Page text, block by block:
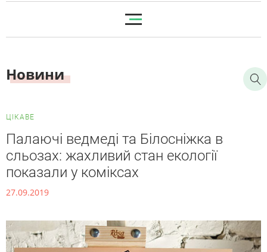
Новини
ЦІКАВЕ
Палаючі ведмеді та Білосніжка в
сльозах: жахливий стан екології
показали у коміксах
27.09.2019